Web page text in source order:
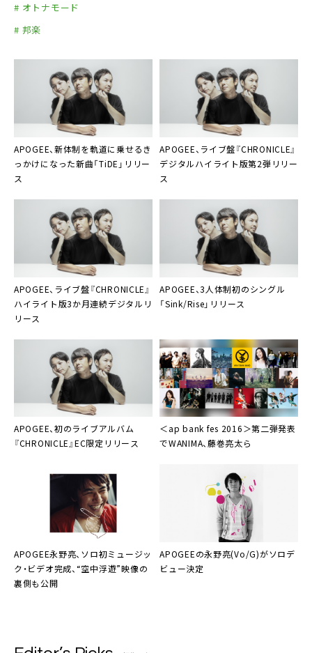
# オトナモード
# 邦楽
APOGEE、新体制を軌道に乗せるき
っかけになった新曲「TiDE」リリー
ス
APOGEE、ライブ盤『CHRONICLE』
デジタルハイライト版第2弾リリー
ス
APOGEE、ライブ盤『CHRONICLE』
ハイライト版3か月連続デジタルリ
リース
APOGEE、3人体制初のシングル
「Sink/Rise」リリース
APOGEE、初のライブアルバム
『CHRONICLE』EC限定リリース
＜ap bank fes 2016＞第二弾発表
でWANIMA、藤巻亮太ら
APOGEE永野亮、ソロ初ミュージッ
ク・ビデオ完成、“空中浮遊”映像の
裏側も公開
APOGEEの永野亮(Vo/G)がソロデ
ビュー決定